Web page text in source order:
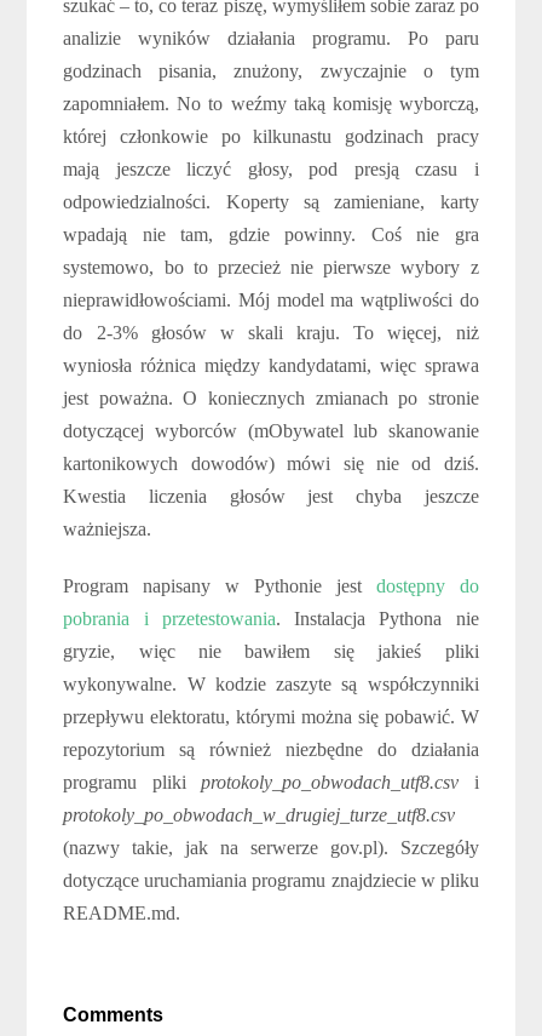
szukać – to, co teraz piszę, wymyśliłem sobie zaraz po
analizie wyników działania programu. Po paru
godzinach pisania, znużony, zwyczajnie o tym
zapomniałem. No to weźmy taką komisję wyborczą,
której członkowie po kilkunastu godzinach pracy
mają jeszcze liczyć głosy, pod presją czasu i
odpowiedzialności. Koperty są zamieniane, karty
wpadają nie tam, gdzie powinny. Coś nie gra
systemowo, bo to przecież nie pierwsze wybory z
nieprawidłowościami. Mój model ma wątpliwości do
do 2-3% głosów w skali kraju. To więcej, niż
wyniosła różnica między kandydatami, więc sprawa
jest poważna. O koniecznych zmianach po stronie
dotyczącej wyborców (mObywatel lub skanowanie
kartonikowych dowodów) mówi się nie od dziś.
Kwestia liczenia głosów jest chyba jeszcze
ważniejsza.
Program napisany w Pythonie jest dostępny do
pobrania i przetestowania. Instalacja Pythona nie
gryzie, więc nie bawiłem się jakieś pliki
wykonywalne. W kodzie zaszyte są współczynniki
przepływu elektoratu, którymi można się pobawić. W
repozytorium są również niezbędne do działania
programu plikiprotokoly_po_obwodach_utf8.csv i
protokoly_po_obwodach_w_drugiej_turze_utf8.csv
(nazwy takie, jak na serwerze gov.pl). Szczegóły
dotyczące uruchamiania programu znajdziecie w pliku
README.md.
Comments